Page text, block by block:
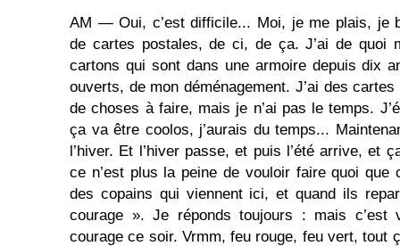
AM ― Oui, c’est difficile... Moi, je me plais, je
de cartes postales, de ci, de ça. J’ai de quoi
cartons qui sont dans une armoire depuis dix
ouverts, de mon déménagement. J’ai des
de choses à faire, mais je n’ai pas le temps.
ça va être coolos, j’aurais du temps...
l’hiver. Et l’hiver passe, et puis l’été arrive, et
ce n’est plus la peine de vouloir faire quoi que
des copains qui viennent ici, et quand ils
courage ». Je réponds toujours : mais c’est
courage ce soir. Vrmm, feu rouge, feu vert, tout